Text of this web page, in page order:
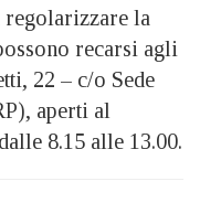
regolarizzare la
recarsi agli
22 – c/o Sede
aperti al
8.15 alle 13.00.